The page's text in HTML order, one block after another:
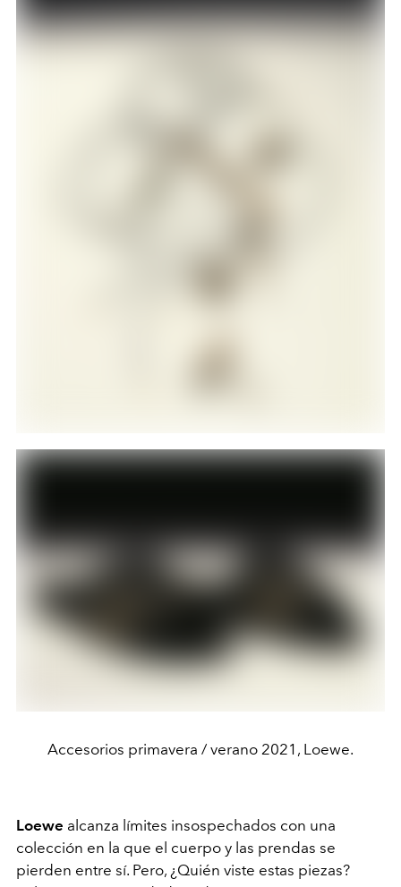
Accesorios primavera / verano 2021, Loewe.
Loewe alcanza límites insospechados con una
colección en la que el cuerpo y las prendas se
pierden entre sí. Pero, ¿Quién viste estas piezas?